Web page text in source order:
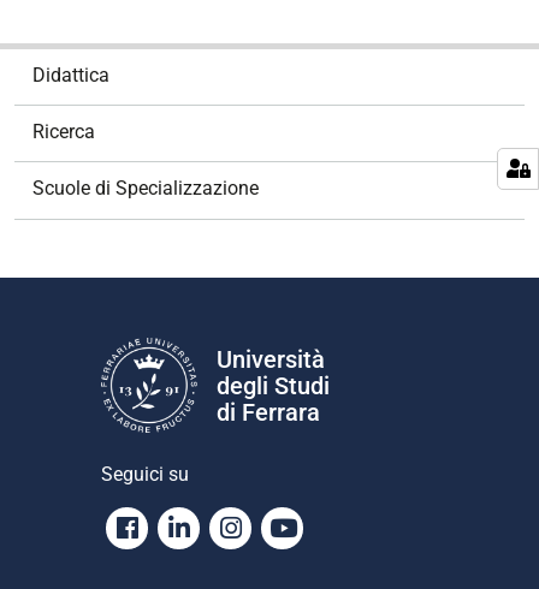
Didattica
Ricerca
Scuole di Specializzazione
Università
degli Studi
di Ferrara
Seguici su
Facebook
LinkedinInstagram
Youtube